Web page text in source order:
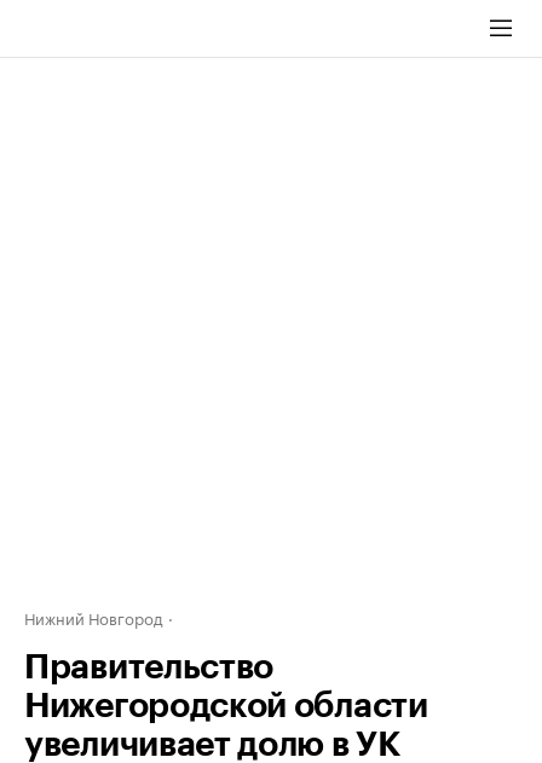
Нижний Новгород
Правительство
Нижегородской области
увеличивает долю в УК